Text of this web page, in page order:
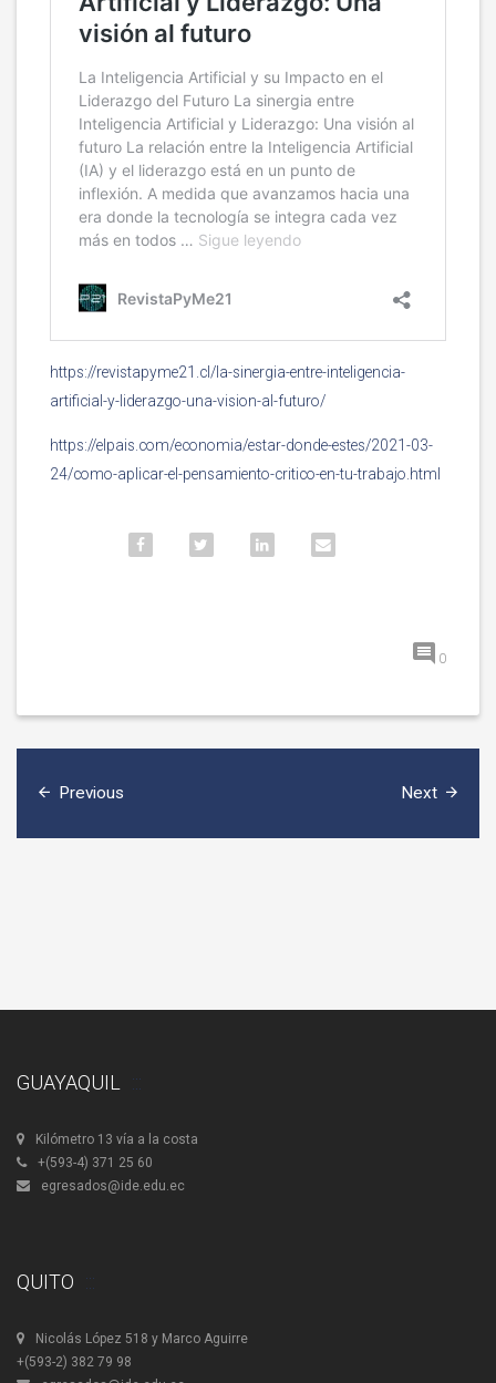
https://revistapyme21.cl/la-sinergia-entre-inteligencia-
artificial-y-liderazgo-una-vision-al-futuro/
https://elpais.com/economia/estar-donde-estes/2021-03-
24/como-aplicar-el-pensamiento-critico-en-tu-trabajo.html
0
Previous Next
GUAYAQUIL
Kilómetro 13 vía a la costa
+(593-4) 371 25 60
egresados@ide.edu.ec
QUITO
Nicolás López 518 y Marco Aguirre
+(593-2) 382 79 98